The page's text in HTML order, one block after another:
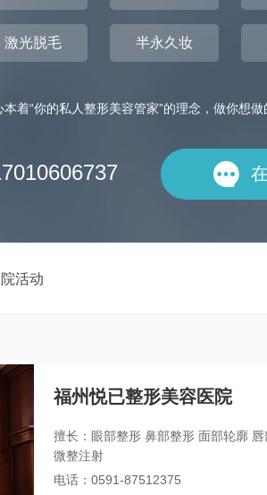
激光脱毛 半永久妆
本着“你的私人整形美容管家”的理念，做你想做

活动
福州悦已整形美容医院
擅长：眼部整形 鼻部整形 面部轮廓
微整注射
电话：0591-87512375